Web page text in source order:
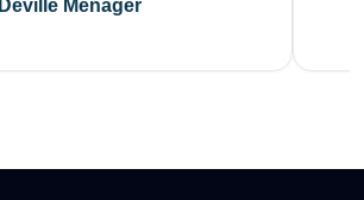
Deville Ménager